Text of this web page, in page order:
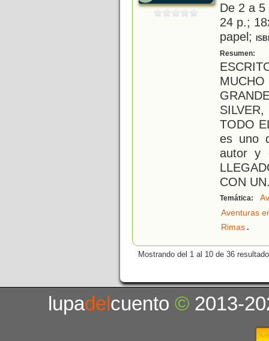
De 2 a
24 p.;
papel;
Resumen:
TODO
es uno
autor y
CON UN
Temática:
Aventuras
Rimas.
Mostrando del 1 al 10 de 36
lupadelcuento© 2013-